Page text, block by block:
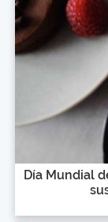
Día Mundial